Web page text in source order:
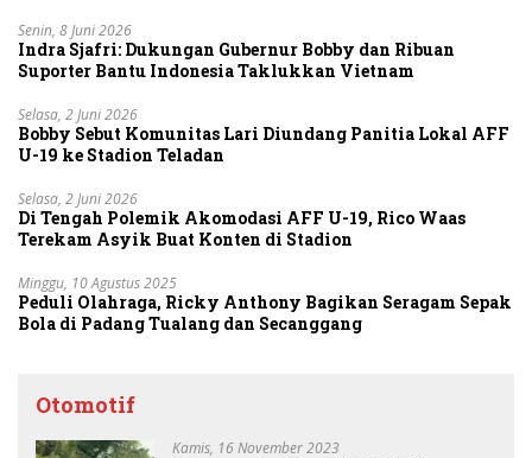
Senin, 8 Juni 2026
Indra Sjafri: Dukungan Gubernur Bobby dan Ribuan
Suporter Bantu Indonesia Taklukkan Vietnam
Selasa, 2 Juni 2026
Bobby Sebut Komunitas Lari Diundang Panitia Lokal AFF
U-19 ke Stadion Teladan
Selasa, 2 Juni 2026
Di Tengah Polemik Akomodasi AFF U-19, Rico Waas
Terekam Asyik Buat Konten di Stadion
Minggu, 10 Agustus 2025
Peduli Olahraga, Ricky Anthony Bagikan Seragam Sepak
Bola di Padang Tualang dan Secanggang
Otomotif
Kamis, 16 November 2023